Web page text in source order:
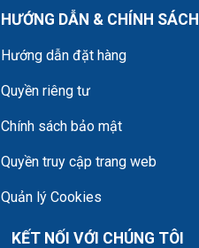
HƯỚNG DẪN & CHÍNH SÁCH
Hướng dẫn đặt hàng
Quyền riêng tư
Chính sách bảo mật
Quyền truy cập trang web
Quản lý Cookies
KẾT NỐI VỚI CHÚNG TÔI